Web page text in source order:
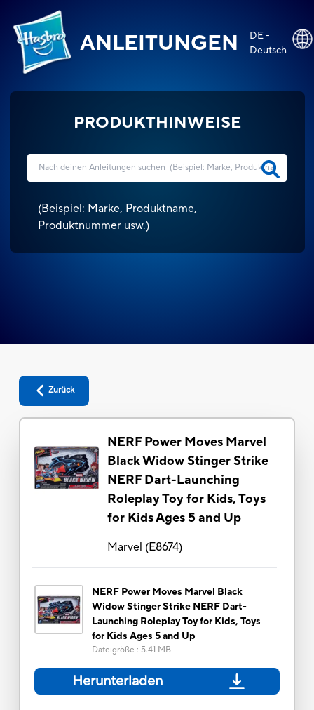
ANLEITUNGEN
DE -
Deutsch
PRODUKTHINWEISE
(Beispiel: Marke, Produktname,
Produktnummer usw.)
Zurück
NERF Power Moves Marvel
Black Widow Stinger Strike
NERF Dart-Launching
Roleplay Toy for Kids, Toys
for Kids Ages 5 and Up
Marvel (E8674)
NERF Power Moves Marvel Black
Widow Stinger Strike NERF Dart-
Launching Roleplay Toy for Kids, Toys
for Kids Ages 5 and Up
Dateigröße : 5.41 MB
Herunterladen